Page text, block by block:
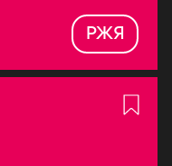
РЖЯ